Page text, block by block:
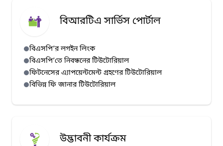
বিআরটিএ সার্ভিস পোর্টাল
বিএসপি’র লগইন লিংক
বিএসপি’তে নিবন্ধনের টিউটোরিয়াল
ফিটনেসের এ্যাপয়েন্টমেন্ট গ্রহণের টিউটোরিয়াল
বিভিন্ন ফি জানার টিউটোরিয়াল
উদ্ভাবনী কার্যক্রম